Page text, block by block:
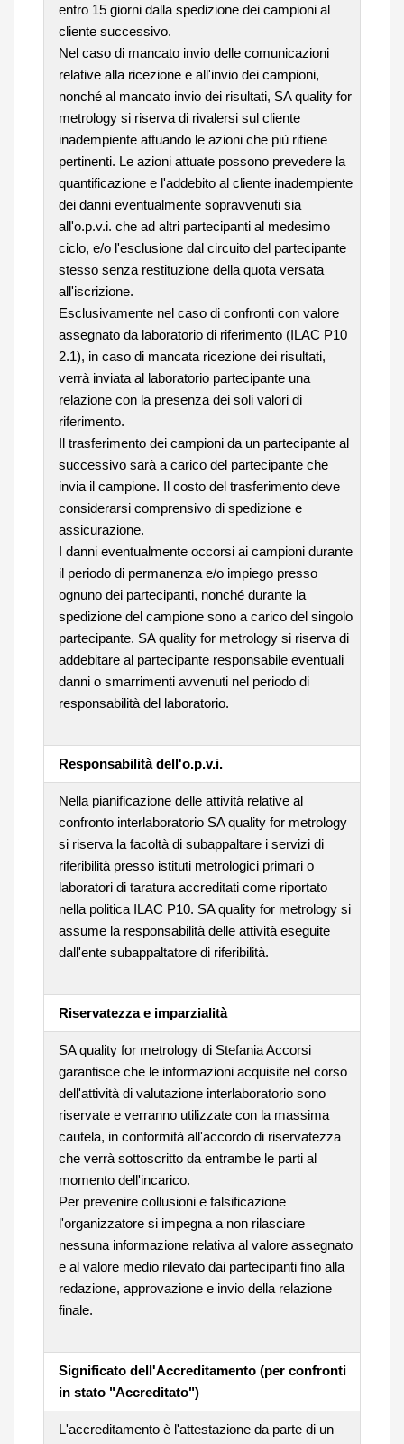
entro 15 giorni dalla spedizione dei campioni al
cliente successivo.
Nel caso di mancato invio delle comunicazioni
relative alla ricezione e all'invio dei campioni,
nonché al mancato invio dei risultati, SA quality for
metrology si riserva di rivalersi sul cliente
inadempiente attuando le azioni che più ritiene
pertinenti. Le azioni attuate possono prevedere la
quantificazione e l'addebito al cliente inadempiente
dei danni eventualmente sopravvenuti sia
all'o.p.v.i. che ad altri partecipanti al medesimo
ciclo, e/o l'esclusione dal circuito del partecipante
stesso senza restituzione della quota versata
all'iscrizione.
Esclusivamente nel caso di confronti con valore
assegnato da laboratorio di riferimento (ILAC P10
2.1), in caso di mancata ricezione dei risultati,
verrà inviata al laboratorio partecipante una
relazione con la presenza dei soli valori di
riferimento.
Il trasferimento dei campioni da un partecipante al
successivo sarà a carico del partecipante che
invia il campione. Il costo del trasferimento deve
considerarsi comprensivo di spedizione e
assicurazione.
I danni eventualmente occorsi ai campioni durante
il periodo di permanenza e/o impiego presso
ognuno dei partecipanti, nonché durante la
spedizione del campione sono a carico del singolo
partecipante. SA quality for metrology si riserva di
addebitare al partecipante responsabile eventuali
danni o smarrimenti avvenuti nel periodo di
responsabilità del laboratorio.
Responsabilità dell'o.p.v.i.
Nella pianificazione delle attività relative al
confronto interlaboratorio SA quality for metrology
si riserva la facoltà di subappaltare i servizi di
riferibilità presso istituti metrologici primari o
laboratori di taratura accreditati come riportato
nella politica ILAC P10. SA quality for metrology si
assume la responsabilità delle attività eseguite
dall'ente subappaltatore di riferibilità.
Riservatezza e imparzialità
SA quality for metrology di Stefania Accorsi
garantisce che le informazioni acquisite nel corso
dell'attività di valutazione interlaboratorio sono
riservate e verranno utilizzate con la massima
cautela, in conformità all'accordo di riservatezza
che verrà sottoscritto da entrambe le parti al
momento dell'incarico.
Per prevenire collusioni e falsificazione
l'organizzatore si impegna a non rilasciare
nessuna informazione relativa al valore assegnato
e al valore medio rilevato dai partecipanti fino alla
redazione, approvazione e invio della relazione
finale.
Significato dell'Accreditamento (per confronti
in stato "Accreditato")
L'accreditamento è l'attestazione da parte di un